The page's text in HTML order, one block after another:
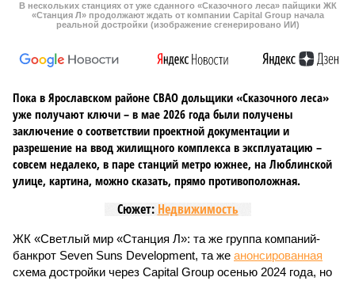
В нескольких станциях от уже сданного «Сказочного леса» пайщики ЖК
«Станция Л» продолжают ждать от компании Capital Group начала
реальной достройки (изображение сгенерировано ИИ)
Пока в Ярославском районе СВАО дольщики «Сказочного леса»
уже получают ключи – в мае 2026 года были получены
заключение о соответствии проектной документации и
разрешение на ввод жилищного комплекса в эксплуатацию –
совсем недалеко, в паре станций метро южнее, на Люблинской
улице, картина, можно сказать, прямо противоположная.
Сюжет: Недвижимость
ЖК «Светлый мир «Станция Л»: та же группа компаний-
банкрот Seven Suns Development, та же анонсированная
схема достройки через Capital Group осенью 2024 года, но